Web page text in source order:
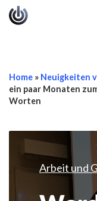
Home » Neuigkeiten
ein paar Monaten
Worten
Arbeit und